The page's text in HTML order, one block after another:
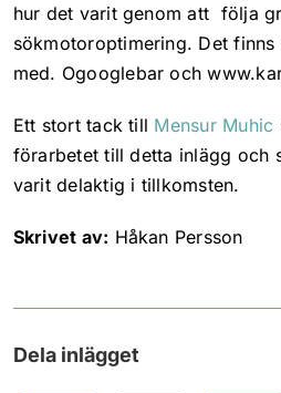
hur det varit genom att följa
sökmotoroptimering. Det
med. Ogooglebar och
Ett stort tack till Mensur Muhic
förarbetet till detta inlägg och
varit delaktig i tillkomsten.
Skrivet av: Håkan Persson
Dela inlägget